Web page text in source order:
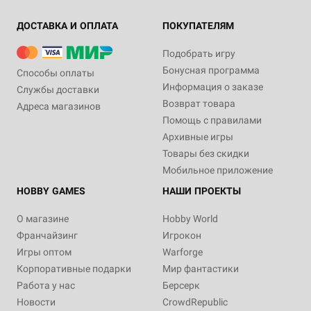
ДОСТАВКА И ОПЛАТА
Способы оплаты
Службы доставки
Адреса магазинов
ПОКУПАТЕЛЯМ
Подобрать игру
Бонусная программа
Информация о заказе
Возврат товара
Помощь с правилами
Архивные игры
Товары без скидки
Мобильное приложение
HOBBY GAMES
О магазине
Франчайзинг
Игры оптом
Корпоративные подарки
Работа у нас
Новости
НАШИ ПРОЕКТЫ
Hobby World
Игрокон
Warforge
Мир фантастики
Берсерк
CrowdRepublic